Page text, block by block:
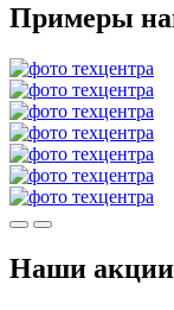
Примеры
Наши акции